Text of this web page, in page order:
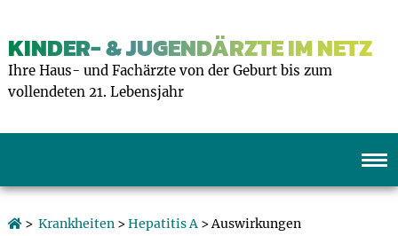
KINDER- & JUGENDÄRZTE IM NETZ
Ihre Haus- und Fachärzte von der Geburt bis zum
vollendeten 21. Lebensjahr
> Krankheiten>Hepatitis A> Auswirkungen